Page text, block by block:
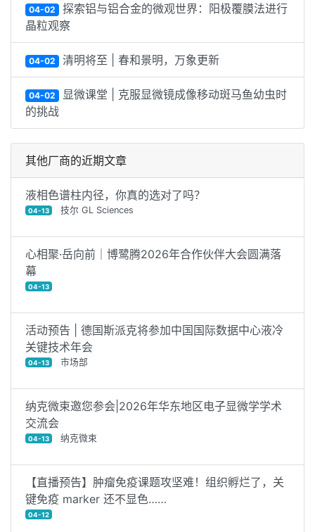
04-02 探索铝与铝合金的微观世界：阳极覆膜法进行
晶粒观察
04-02 清明将至 | 春和景明，万象更新
04-02 显微课堂 | 克服显微镜成像移动斑马鱼幼虫时
的挑战
其他厂商的近期文章
液相色谱柱内径，你真的选对了吗？
04-13 技尔 GL Sciences
心相聚·岳向前｜博鹭腾2026年合作伙伴大会圆满落
幕
04-13
活动预告 | 德国斯派克将参加中国国际数据中心液冷
关键技术年会
04-13 市场部
纳克微束邀您参会|2026年华东地区电子显微学学术
交流会
04-13 纳克微束
【直播预告】肿瘤免疫课题攻坚难！组织孵烂了，关
键免疫 marker 还不显色……
04-12